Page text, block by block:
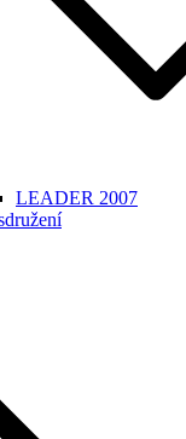
LEADER 2007